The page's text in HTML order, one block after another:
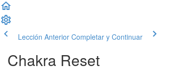
Lección Anterior Completar y Continuar
Chakra Reset